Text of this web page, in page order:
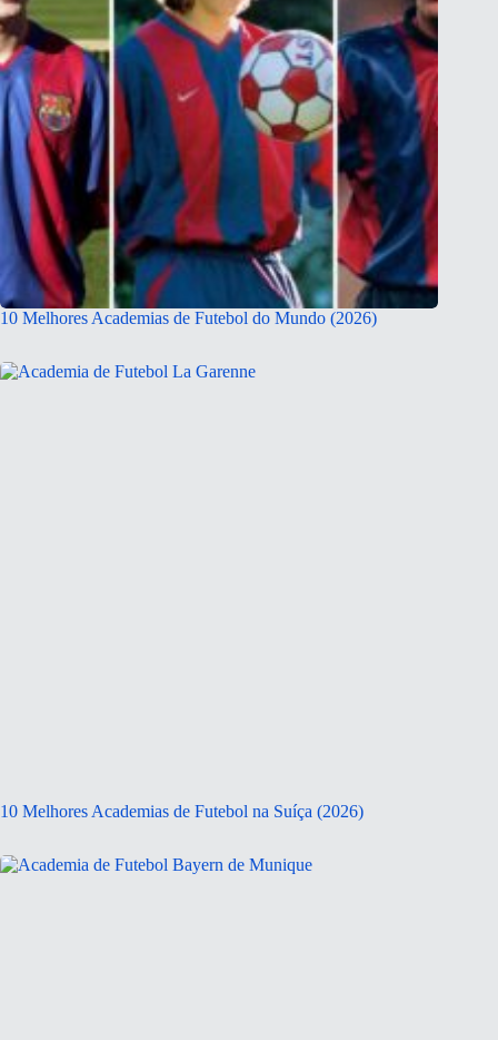
10 Melhores Academias de Futebol do Mundo (2026)
10 Melhores Academias de Futebol na Suíça (2026)